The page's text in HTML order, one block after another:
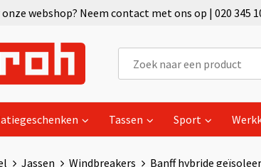
onze webshop? Neem contact met ons op | 020 345
Tassen Sport
Jassen Windbreakers Banff hybride